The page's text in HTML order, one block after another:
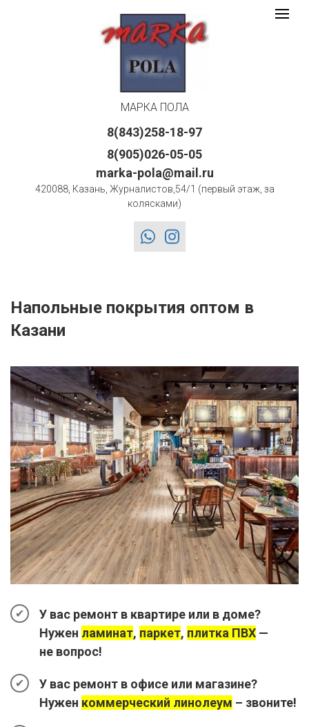
Марка
Пола
logo
МАРКА ПОЛА
8(843)258-18-97
8(905)026-05-05
marka-pola@mail.ru
420088, Казань, Журналистов,54/1 (первый этаж, за
колясками)
whatsappinstagram
Toggle
Напольные покрытия оптом в
Казани
У вас ремонт в квартире или в доме?
Нужен ламинат, паркет, плитка ПВХ —
не вопрос!
У вас ремонт в офисе или магазине?
Нужен коммерческий линолеум – звоните!